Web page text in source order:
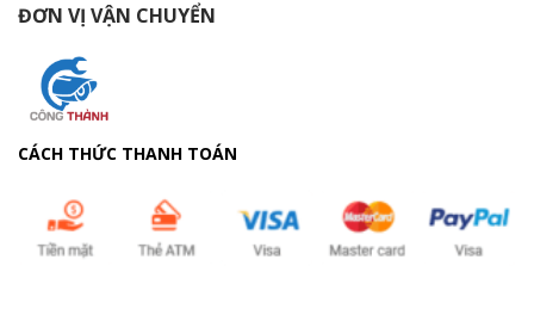
ĐƠN VỊ VẬN CHUYỂN
CÁCH THỨC THANH TOÁN